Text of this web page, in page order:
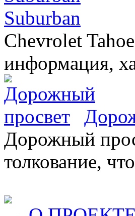
Suburban
Chevrolet
информация,
Дорожный
толкование,